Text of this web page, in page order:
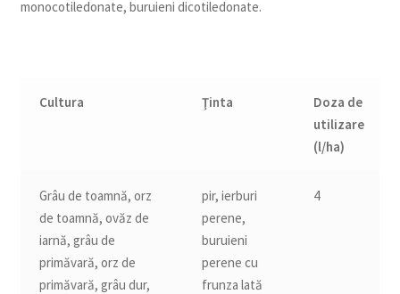
monocotiledonate, buruieni dicotiledonate.
Cultura Ţinta
Doza de
utilizare
(l/ha)
Grâu de toamnă, orz
de toamnă, ovăz de
iarnă, grâu de
primăvară, orz de
primăvară, grâu dur,
pir, ierburi
perene,
buruieni
perene cu
frunza lată
4